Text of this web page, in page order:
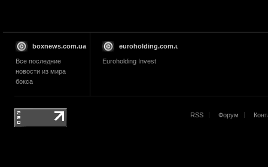
boxnews.com.ua
Все последние
новости из мира
бокса
euroholding.com.ua
Euroholding Invest
RSS Форум